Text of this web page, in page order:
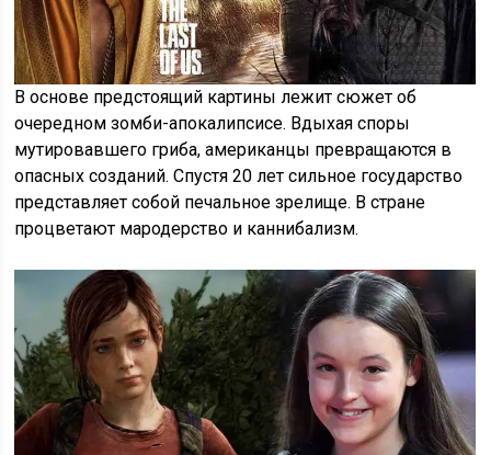
В основе предстоящий картины лежит сюжет об
очередном зомби-апокалипсисе. Вдыхая споры
мутировавшего гриба, американцы превращаются в
опасных созданий. Спустя 20 лет сильное государство
представляет собой печальное зрелище. В стране
процветают мародерство и каннибализм.